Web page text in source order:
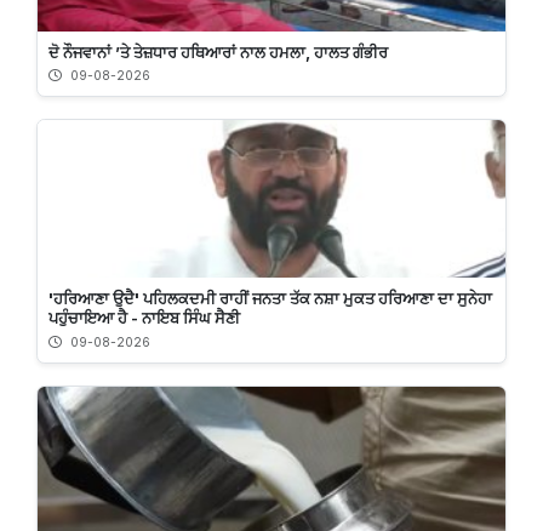
ਦੋ ਨੌਜਵਾਨਾਂ ’ਤੇ ਤੇਜ਼ਧਾਰ ਹਥਿਆਰਾਂ ਨਾਲ ਹਮਲਾ, ਹਾਲਤ ਗੰਭੀਰ
09-08-2026
'ਹਰਿਆਣਾ ਉਦੈ' ਪਹਿਲਕਦਮੀ ਰਾਹੀਂ ਜਨਤਾ ਤੱਕ ਨਸ਼ਾ ਮੁਕਤ ਹਰਿਆਣਾ ਦਾ ਸੁਨੇਹਾ
ਪਹੁੰਚਾਇਆ ਹੈ - ਨਾਇਬ ਸਿੰਘ ਸੈਣੀ
09-08-2026